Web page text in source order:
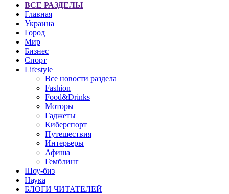
ВСЕ РАЗДЕЛЫ
Главная
Украина
Город
Мир
Бизнес
Спорт
Lifestyle
Все новости раздела
Fashion
Food&Drinks
Моторы
Гаджеты
Киберспорт
Путешествия
Интерьеры
Афиша
Гемблинг
Шоу-биз
Наука
БЛОГИ ЧИТАТЕЛЕЙ